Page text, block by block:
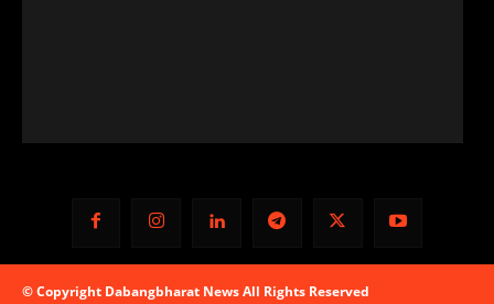
© Copyright Dabangbharat News All Rights Reserved